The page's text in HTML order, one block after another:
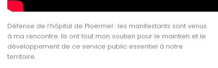
Défense de l’hôpital de Ploërmel : les manifestants sont venus
à ma rencontre. Ils ont tout mon soutien pour le maintien et le
développement de ce service public essentiel à notre
territoire.